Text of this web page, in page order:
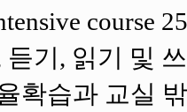
course
기, 읽기 및
확습과 교실